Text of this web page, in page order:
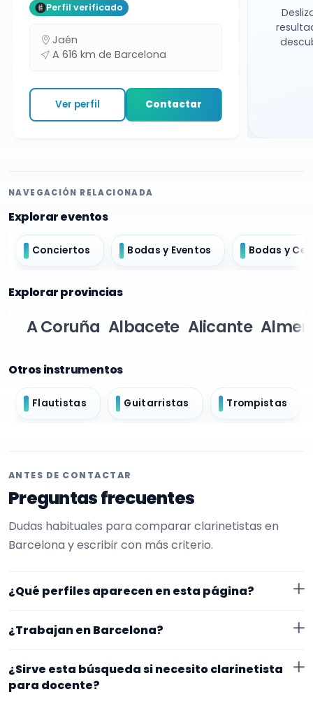
Perfil verificado
Jaén
A 616 km de Barcelona
Ver perfil Contactar
NAVEGACIÓN RELACIONADA
Explorar eventos
Conciertos Bodas y Eventos Bodas y
Explorar provincias
A Coruña Albacete Alicante
Otros instrumentos
Flautistas Guitarristas Trompistas
ANTES DE CONTACTAR
Preguntas frecuentes
Dudas habituales para comparar clarinetistas en
Barcelona y escribir con más criterio.
¿Qué perfiles aparecen en esta página?
EncuentraMúsico. La selección está filtrada por
experiencia o disponibilidad para docente. Además, la
página se centra en perfiles que trabajan en
¿Trabajan en Barcelona?
en Barcelona. Aun así, conviene confirmar lugar
¿Sirve esta búsqueda si necesito clarinetista
para docente?